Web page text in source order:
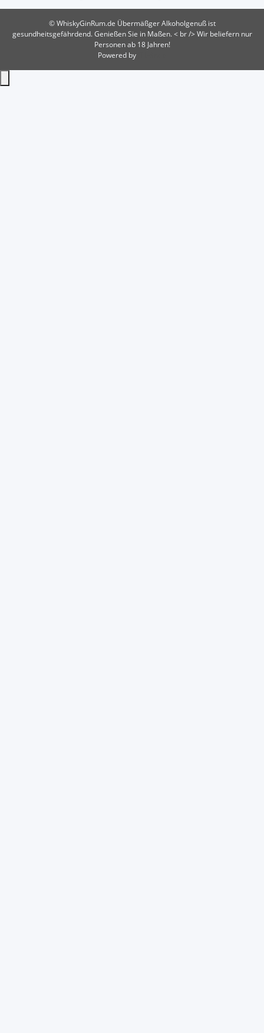
© WhiskyGinRum.de Übermäßger Alkoholgenuß ist
gesundheitsgefährdend. Genießen Sie in Maßen. < br /> Wir beliefern nur
Personen ab 18 Jahren!
Powered by